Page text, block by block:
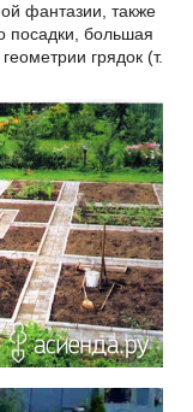
фантазии, также
посадки, большая
грядок (т.